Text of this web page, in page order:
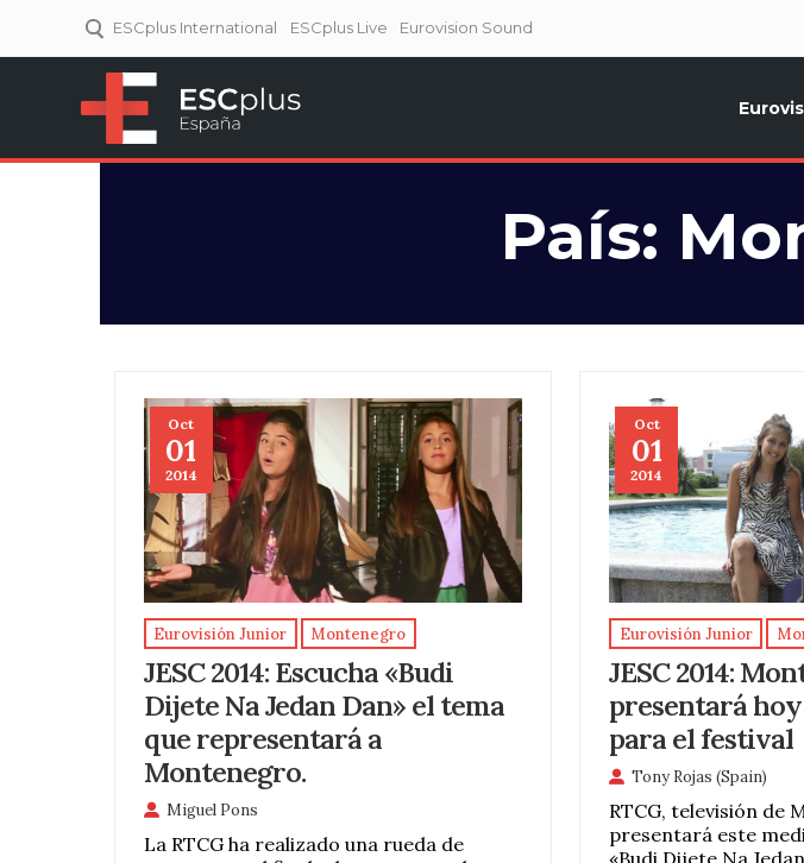
ESCplus International ESCplus Live Eurovision Sound
País:
Oct
01
2014
Eurovisión Junior Montenegro
JESC 2014: Escucha «Budi
Dijete Na Jedan Dan» el tema
que representará a
Montenegro.
Miguel Pons
La RTCG ha realizado una rueda de
Oct
01
2014
Eurovisión Junior
JESC 2014:
presentará
para el festival
Tony Rojas (Spain)
RTCG, televisión de
presentará este